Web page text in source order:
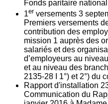
Fonds paritaire
1er versements 3
Premiers versements
contribution des
mission 1 auprès des
salariés et des
d’employeurs au
et au niveau des
2135‐28 I 1°) et 2°) du
Rapport d'installation
Communication du